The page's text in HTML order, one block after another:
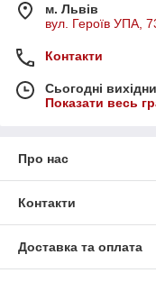
м. Львів
вул. Героїв УПА,
Контакти
Сьогодні
Показати весь
Про нас
Контакти
Доставка та оплата